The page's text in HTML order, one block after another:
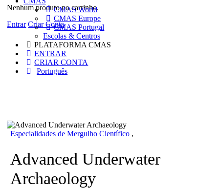
Nenhum produto no carrinho.
Entrar Criar Conta
CMAS World
CMAS Europe
CMAS Portugal
Escolas & Centros
PLATAFORMA CMAS
ENTRAR
CRIAR CONTA
Português
Especialidades de Mergulho Científico ,
Advanced Underwater
Archaeology